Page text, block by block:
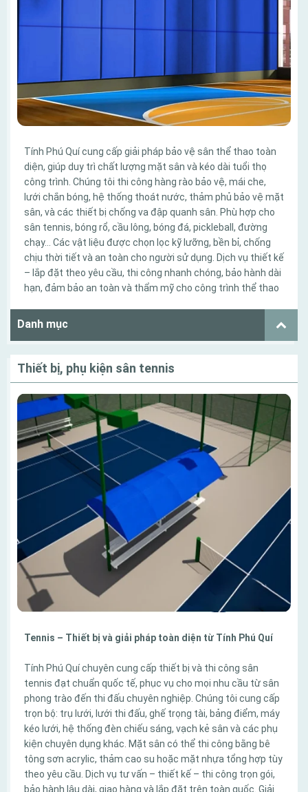
Tính Phú Quí cung cấp giải pháp bảo vệ sân thể thao toàn
diện, giúp duy trì chất lượng mặt sân và kéo dài tuổi thọ
công trình. Chúng tôi thi công hàng rào bảo vệ, mái che,
lưới chắn bóng, hệ thống thoát nước, thảm phủ bảo vệ mặt
sân, và các thiết bị chống va đập quanh sân. Phù hợp cho
sân tennis, bóng rổ, cầu lông, bóng đá, pickleball, đường
chạy… Các vật liệu được chọn lọc kỹ lưỡng, bền bỉ, chống
chịu thời tiết và an toàn cho người sử dụng. Dịch vụ thiết kế
– lắp đặt theo yêu cầu, thi công nhanh chóng, bảo hành dài
hạn, đảm bảo an toàn và thẩm mỹ cho công trình thể thao
Danh mục
Thiết bị, phụ kiện sân tennis
Tennis – Thiết bị và giải pháp toàn diện từ Tính Phú Quí
Tính Phú Quí chuyên cung cấp thiết bị và thi công sân
tennis đạt chuẩn quốc tế, phục vụ cho mọi nhu cầu từ sân
phong trào đến thi đấu chuyên nghiệp. Chúng tôi cung cấp
trọn bộ: trụ lưới, lưới thi đấu, ghế trọng tài, bảng điểm, máy
kéo lưới, hệ thống đèn chiếu sáng, vạch kẻ sân và các phụ
kiện chuyên dụng khác. Mặt sân có thể thi công bằng bê
tông sơn acrylic, thảm cao su hoặc mặt nhựa tổng hợp tùy
theo yêu cầu. Dịch vụ tư vấn – thiết kế – thi công trọn gói,
bảo hành lâu dài, giao hàng và lắp đặt trên toàn quốc. Giải